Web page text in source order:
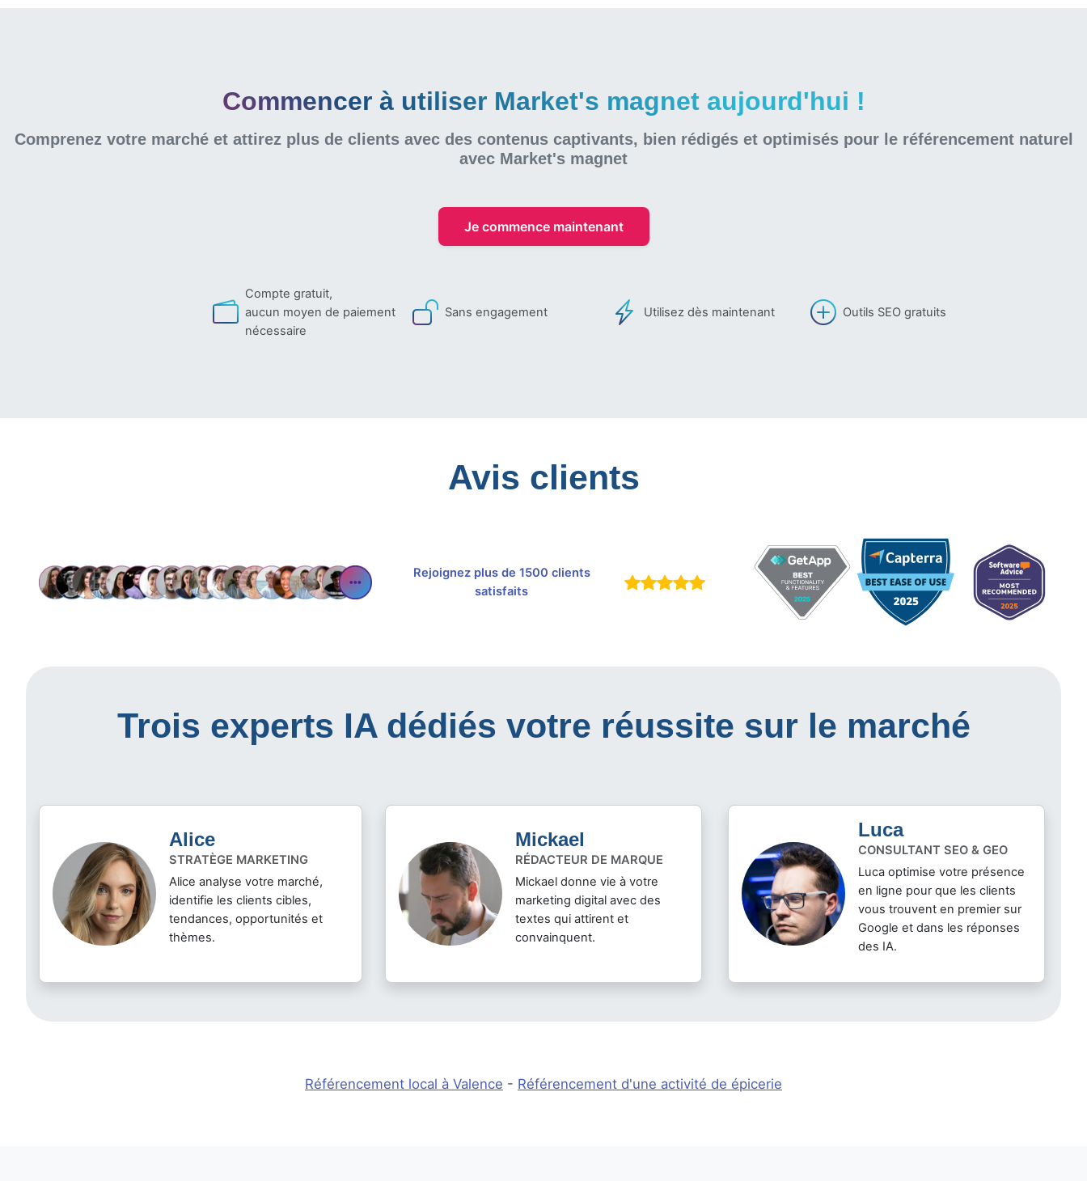
Commencer à utiliser Market's magnet aujourd'hui !
Comprenez votre marché et attirez plus de clients avec des contenus captivants, bien rédigés et optimisés pour le référencement naturel
avec Market's magnet
Je commence maintenant
Compte gratuit,
aucun moyen de paiement
nécessaire
Sans engagement Utilisez dès maintenant Outils SEO gratuits
Avis clients
Rejoignez plus de 1500 clients
satisfaits
Trois experts IA dédiés votre réussite sur le marché
Alice
STRATÈGE MARKETING
Alice analyse votre marché,
identifie les clients cibles,
tendances, opportunités et
thèmes.
Mickael
RÉDACTEUR DE MARQUE
Mickael donne vie à votre
marketing digital avec des
textes qui attirent et
convainquent.
Luca
CONSULTANT SEO & GEO
Luca optimise votre présence
en ligne pour que les clients
vous trouvent en premier sur
Google et dans les réponses
des IA.
Référencement local à Valence - Référencement d'une activité de épicerie